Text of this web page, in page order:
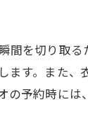
セルフフォトス
愛犬に慣れ
間を切り取
ます。また
の予約時に